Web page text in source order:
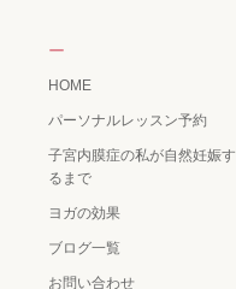
ー
HOME
パーソナルレッスン予約
子宮内膜症の私が自然妊娠す
るまで
ヨガの効果
ブログ一覧
お問い合わせ